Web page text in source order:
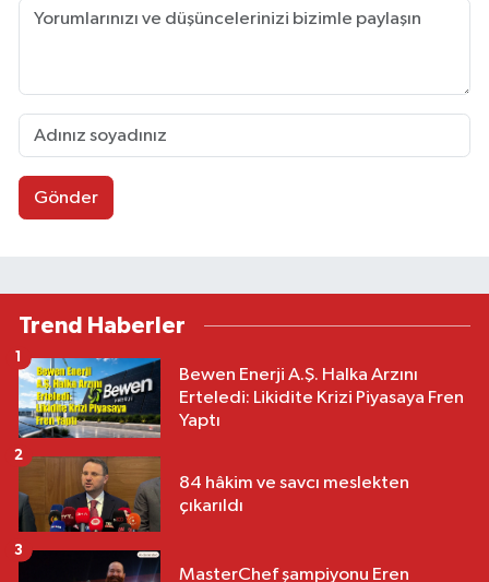
Gönder
Trend Haberler
Bewen Enerji A.Ş. Halka Arzını
Erteledi: Likidite Krizi Piyasaya Fren
Yaptı
1
84 hâkim ve savcı meslekten
çıkarıldı
2
MasterChef şampiyonu Eren
3